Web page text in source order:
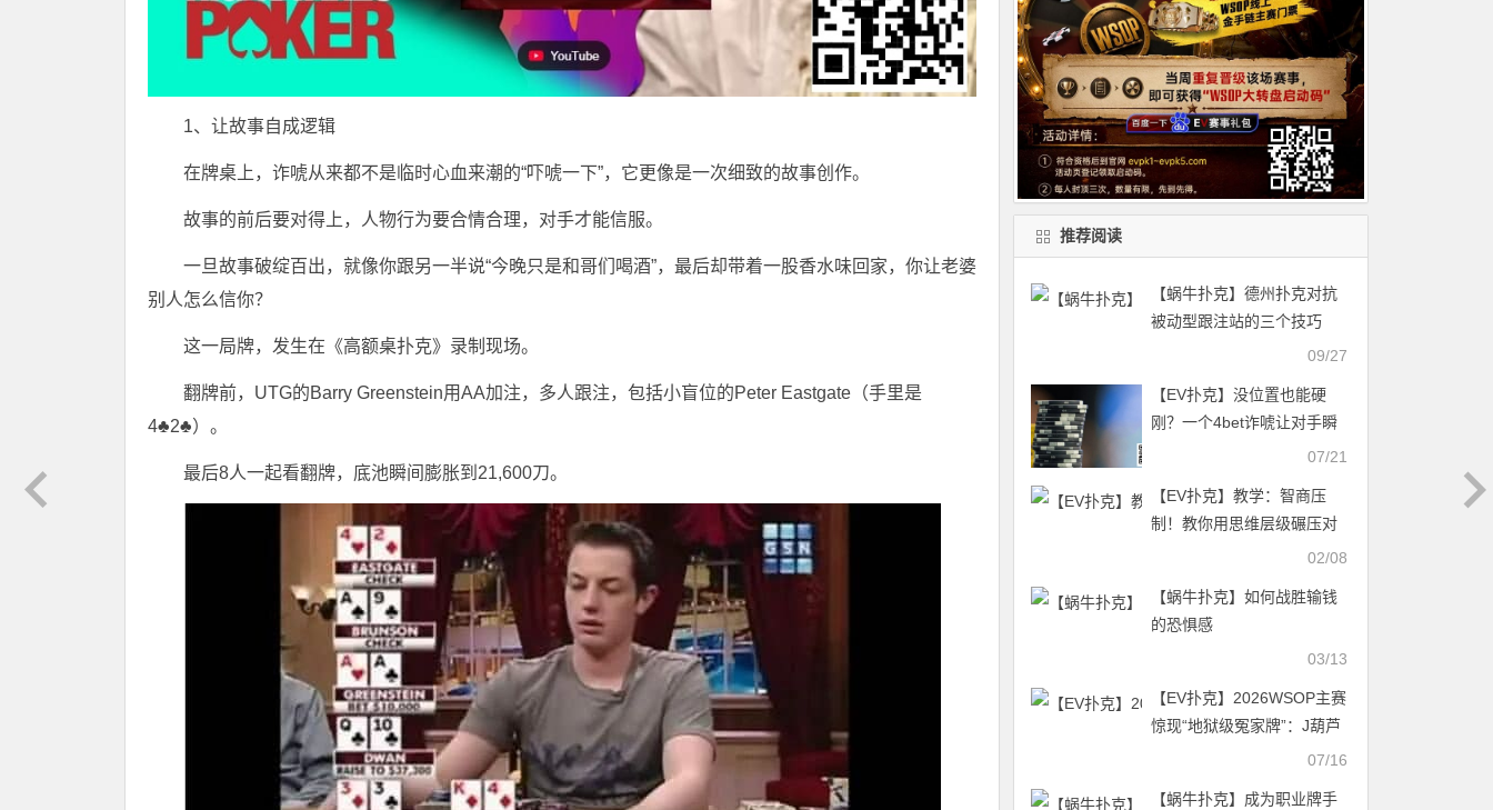
1、让故事自成逻辑
在牌桌上，诈唬从来都不是临时心血来潮的“吓唬一下”，它更像是一次细致的故事创作。
故事的前后要对得上，人物行为要合情合理，对手才能信服。
一旦故事破绽百出，就像你跟另一半说“今晚只是和哥们喝酒”，最后却带着一股香水味回家，你让老婆
别人怎么信你？
这一局牌，发生在《高额桌扑克》录制现场。
翻牌前，UTG的Barry Greenstein用AA加注，多人跟注，包括小盲位的Peter Eastgate（手里是
4♣2♣）。
最后8人一起看翻牌，底池瞬间膨胀到21,600刀。
推荐阅读
【蜗牛扑克】德州扑克对抗
被动型跟注站的三个技巧
09/27
【EV扑克】没位置也能硬
刚？一个4bet诈唬让对手瞬
07/21
【EV扑克】教学：智商压
制！教你用思维层级碾压对
02/08
【蜗牛扑克】如何战胜输钱
的恐惧感
03/13
【EV扑克】2026WSOP主赛
惊现“地狱级冤家牌”：J葫芦
撞上K高同花顺，解说提前预
07/16
【蜗牛扑克】成为职业牌手